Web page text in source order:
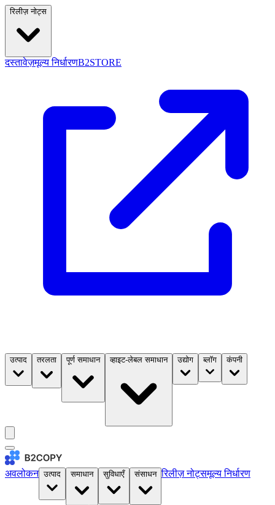
रिलीज़ नोट्स
दस्तावेज़मूल्य निर्धारणB2STORE
उत्पाद तरलता पूर्ण समाधान व्हाइट-लेबल समाधान उद्योग ब्लॉग कंपनी
अवलोकन उत्पाद समाधान सुविधाएँ संसाधन रिलीज़ नोट्समूल्य निर्धारण